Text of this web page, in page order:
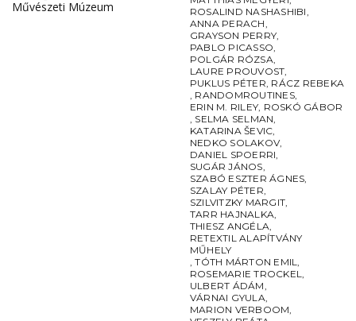
Művészeti Múzeum
ROSALIND NASHASHIBI,
ANNA PERACH,
GRAYSON PERRY,
PABLO PICASSO,
POLGÁR RÓZSA,
LAURE PROUVOST,
PUKLUS PÉTER, RÁCZ REBEKA
, RANDOMROUTINES,
ERIN M. RILEY, ROSKÓ GÁBOR
, SELMA SELMAN,
KATARINA ŠEVIC,
NEDKO SOLAKOV,
DANIEL SPOERRI,
SUGÁR JÁNOS,
SZABÓ ESZTER ÁGNES,
SZALAY PÉTER,
SZILVITZKY MARGIT,
TARR HAJNALKA,
THIESZ ANGÉLA,
RETEXTIL ALAPÍTVÁNY
MŰHELY
,TÓTH MÁRTON EMIL,
ROSEMARIE TROCKEL,
ULBERT ÁDÁM,
VÁRNAI GYULA,
MARION VERBOOM,